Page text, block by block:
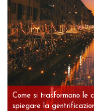
Come si trasformano le
spiegare la